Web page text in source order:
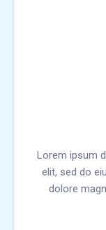
Lorem ipsum
elit, sed do
dolore